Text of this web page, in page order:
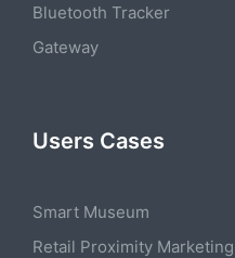
Bluetooth Tracker
Gateway
Users Cases
Smart Museum
Retail Proximity Marketing